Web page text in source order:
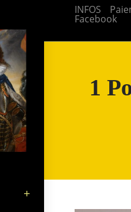
INFOS
Facebook
1